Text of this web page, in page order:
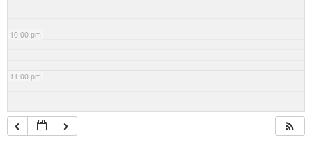
10:00 pm
11:00 pm